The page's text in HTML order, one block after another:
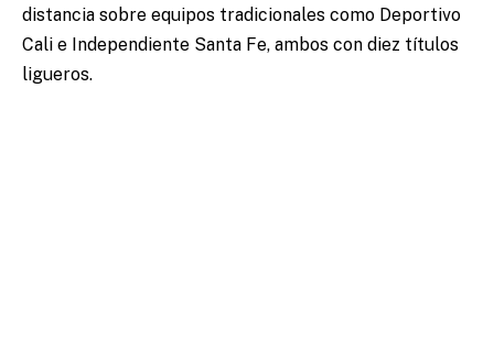
distancia sobre equipos tradicionales como Deportivo
Cali e Independiente Santa Fe, ambos con diez títulos
ligueros.